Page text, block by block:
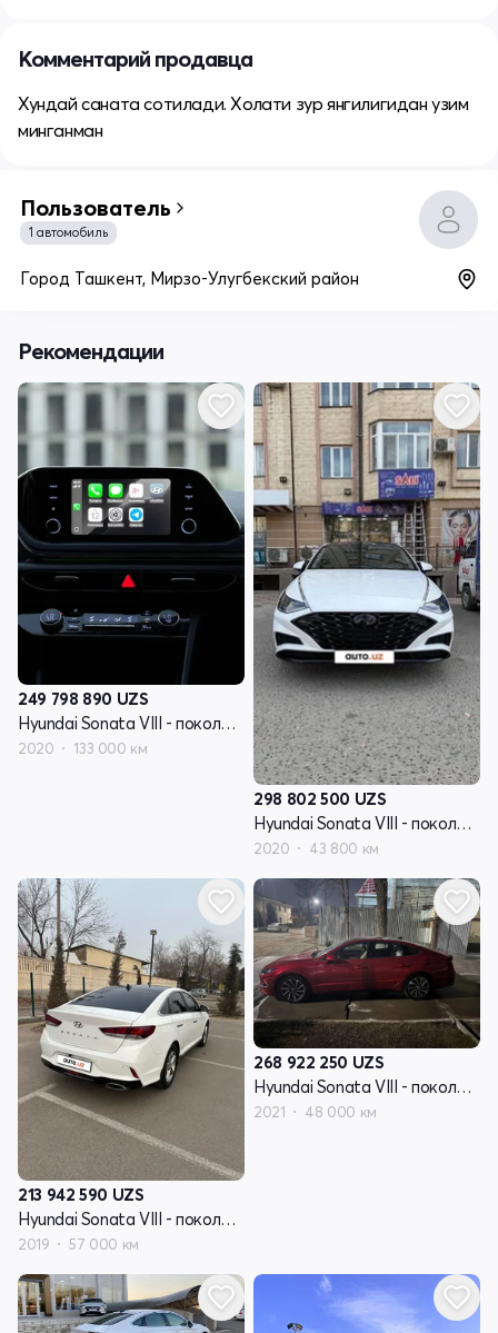
Комментарий продавца
Хундай саната сотилади. Холати зур янгилигидан узим
минганман
Пользователь
1 автомобиль
Город Ташкент, Мирзо-Улугбекский район
Рекомендации
249 798 890 UZS
Hyundai Sonata VIII - поколение (DN8)
2020 133 000 км
298 802 500 UZS
Hyundai Sonata VIII - поколение (DN8)
2020 43 800 км
213 942 590 UZS
Hyundai Sonata VIII - поколение (DN8)
2019 57 000 км
268 922 250 UZS
Hyundai Sonata VIII - поколение (DN8)
2021 48 000 км